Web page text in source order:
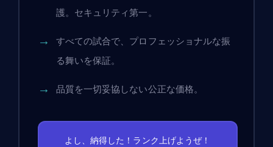
護。セキュリティ第一。
すべての試合で、プロフェッショナルな振
る舞いを保証。
品質を一切妥協しない公正な価格。
よし、納得した！ランク上げようぜ！